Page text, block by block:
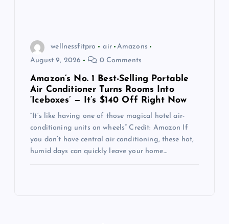
wellnessfitpro air
Amazons
August 9, 2026
0 Comments
Amazon’s No. 1 Best-Selling Portable
Air Conditioner Turns Rooms Into
‘Iceboxes’ — It’s $140 Off Right Now
“It’s like having one of those magical hotel air-
conditioning units on wheels” Credit: Amazon If
you don’t have central air conditioning, these hot,
humid days can quickly leave your home…